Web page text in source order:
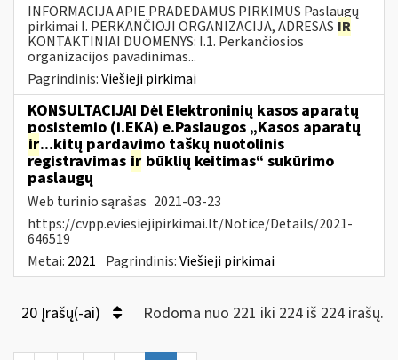
INFORMACIJA APIE PRADEDAMUS PIRKIMUS Paslaugų
pirkimai I. PERKANČIOJI ORGANIZACIJA, ADRESAS IR
KONTAKTINIAI DUOMENYS: I.1. Perkančiosios
organizacijos pavadinimas...
Pagrindinis:Viešieji pirkimai
KONSULTACIJAI Dėl Elektroninių kasos aparatų
posistemio (i.EKA) e.Paslaugos „Kasos aparatų
ir...kitų pardavimo taškų nuotolinis
registravimas ir būklių keitimas“ sukūrimo
paslaugų
Web turinio sąrašas 2021-03-23
https://cvpp.eviesiejipirkimai.lt/Notice/Details/2021-
646519
Metai: 2021 Pagrindinis:Viešieji pirkimai
20 Įrašų(-ai) Rodoma nuo 221 iki 224 iš 224 irašų.